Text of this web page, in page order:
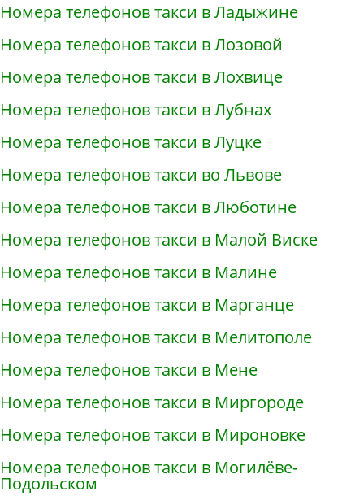
Номера телефонов такси в Ладыжине
Номера телефонов такси в Лозовой
Номера телефонов такси в Лохвице
Номера телефонов такси в Лубнах
Номера телефонов такси в Луцке
Номера телефонов такси во Львове
Номера телефонов такси в Люботине
Номера телефонов такси в Малой Виске
Номера телефонов такси в Малине
Номера телефонов такси в Марганце
Номера телефонов такси в Мелитополе
Номера телефонов такси в Мене
Номера телефонов такси в Миргороде
Номера телефонов такси в Мироновке
Номера телефонов такси в Могилёве-
Подольском